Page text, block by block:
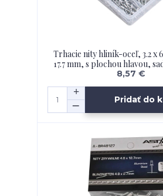
Trhacie nity hliník-oceľ, 3.2 x
17.7 mm, s plochou hlavou,
8,57 €
Pridať do